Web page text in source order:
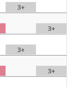
3+
3+
3+
3+